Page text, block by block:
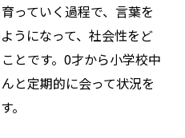
っていく過程で、言葉を
うになって、社会性をど
とです。0才から小学校中
と定期的に会って状況を
。